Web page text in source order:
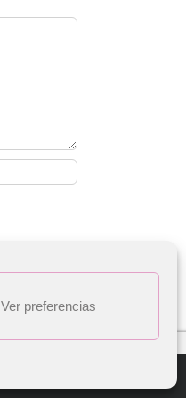
Ver preferencias